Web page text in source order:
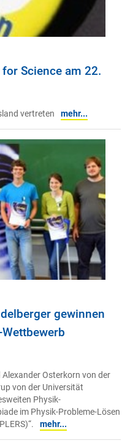
Science am 22.
vertreten mehr...
gewinnen
Alexander Osterkorn von der
von der Universität
Physik-
im Physik-Probleme-Lösen
mehr...